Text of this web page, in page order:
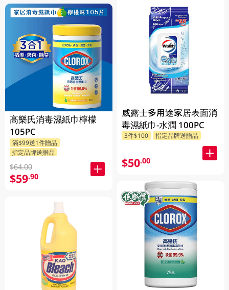
高樂氏消毒濕紙巾檸檬
105PC
滿$99送1件贈品
指定品牌送贈品
$64.00
$59.90
威露士多用途家居表面消
毒濕紙巾-水潤 100PC
3件$100 指定品牌送贈品
$50.00